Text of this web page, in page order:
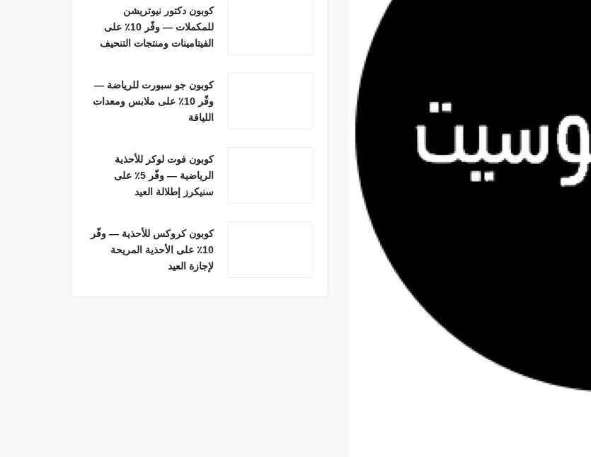
كوبون دكتور نيوتريشن
للمكملات — وفّر 10٪ على
الفيتامينات ومنتجات التنحيف
كوبون جو سبورت للرياضة —
وفّر 10٪ على ملابس ومعدات
اللياقة
كوبون فوت لوكر للأحذية
الرياضية — وفّر 5٪ على
سنيكرز إطلالة العيد
كوبون كروكس للأحذية — وفّر
10٪ على الأحذية المريحة
لإجازة العيد